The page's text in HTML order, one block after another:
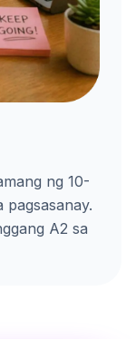
ng 10-
A2 sa